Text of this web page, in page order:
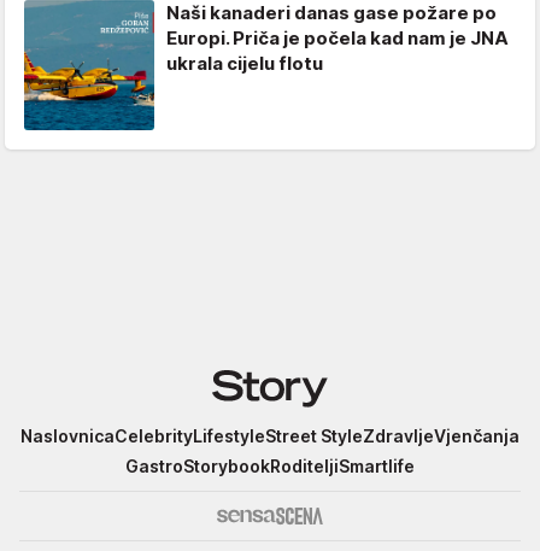
Naši kanaderi danas gase požare po
Europi. Priča je počela kad nam je JNA
ukrala cijelu flotu
Story
NaslovnicaCelebrityLifestyleStreet StyleZdravljeVjenčanja
GastroStorybookRoditeljiSmartlife